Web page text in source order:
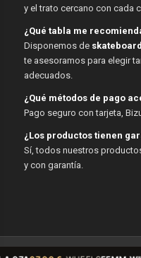
y el trato cercano con cada
¿Qué tabla me
Disponemos de
te asesoramos para elegir
adecuados.
¿Qué métodos de pago
Pago seguro con tarjeta,
¿Los productos tienen
Sí, todos nuestros
y con garantía.
© Copyright - State BCN - 2026